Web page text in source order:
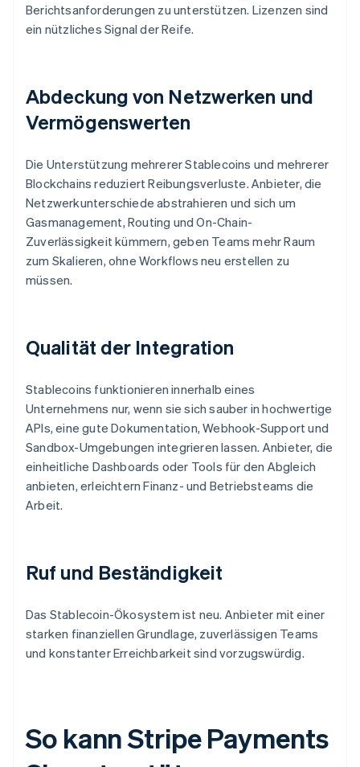
Berichtsanforderungen zu unterstützen. Lizenzen sind
ein nützliches Signal der Reife.
Abdeckung von Netzwerken und
Vermögenswerten
Die Unterstützung mehrerer Stablecoins und mehrerer
Blockchains reduziert Reibungsverluste. Anbieter, die
Netzwerkunterschiede abstrahieren und sich um
Gasmanagement, Routing und On-Chain-
Zuverlässigkeit kümmern, geben Teams mehr Raum
zum Skalieren, ohne Workflows neu erstellen zu
müssen.
Qualität der Integration
Stablecoins funktionieren innerhalb eines
Unternehmens nur, wenn sie sich sauber in hochwertige
APIs, eine gute Dokumentation, Webhook-Support und
Sandbox-Umgebungen integrieren lassen. Anbieter, die
einheitliche Dashboards oder Tools für den Abgleich
anbieten, erleichtern Finanz- und Betriebsteams die
Arbeit.
Ruf und Beständigkeit
Das Stablecoin-Ökosystem ist neu. Anbieter mit einer
starken finanziellen Grundlage, zuverlässigen Teams
und konstanter Erreichbarkeit sind vorzugswürdig.
So kann Stripe Payments